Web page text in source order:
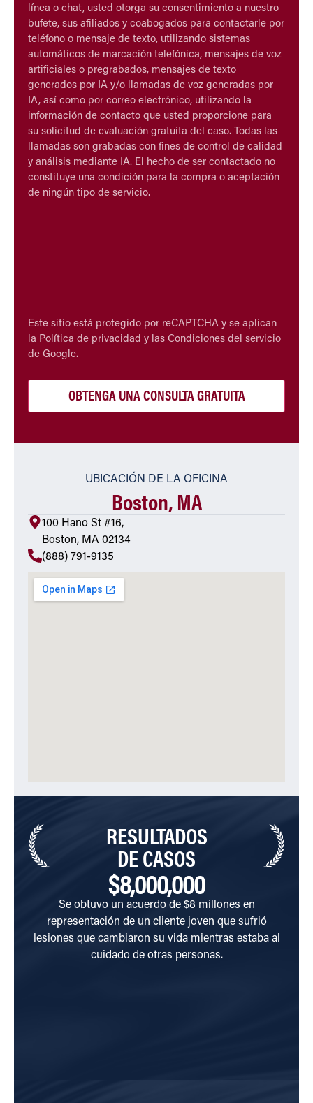
línea o chat, usted otorga su consentimiento a nuestro
bufete, sus afiliados y coabogados para contactarle por
teléfono o mensaje de texto, utilizando sistemas
automáticos de marcación telefónica, mensajes de voz
artificiales o pregrabados, mensajes de texto
generados por IA y/o llamadas de voz generadas por
IA, así como por correo electrónico, utilizando la
información de contacto que usted proporcione para
su solicitud de evaluación gratuita del caso. Todas las
llamadas son grabadas con fines de control de calidad
y análisis mediante IA. El hecho de ser contactado no
constituye una condición para la compra o aceptación
de ningún tipo de servicio.
CAPTCHA
Este sitio está protegido por reCAPTCHA y se aplican
la Política de privacidad y las Condiciones del servicio
de Google.
UBICACIÓN DE LA OFICINA
Boston, MA
100 Hano St #16,
Boston, MA 02134
(888) 791-9135
RESULTADOS
DE CASOS
$8,000,000
Se obtuvo un acuerdo de $8 millones en
representación de un cliente joven que sufrió
lesiones que cambiaron su vida mientras estaba al
cuidado de otras personas.